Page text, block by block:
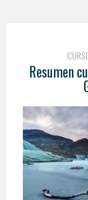
Resumen